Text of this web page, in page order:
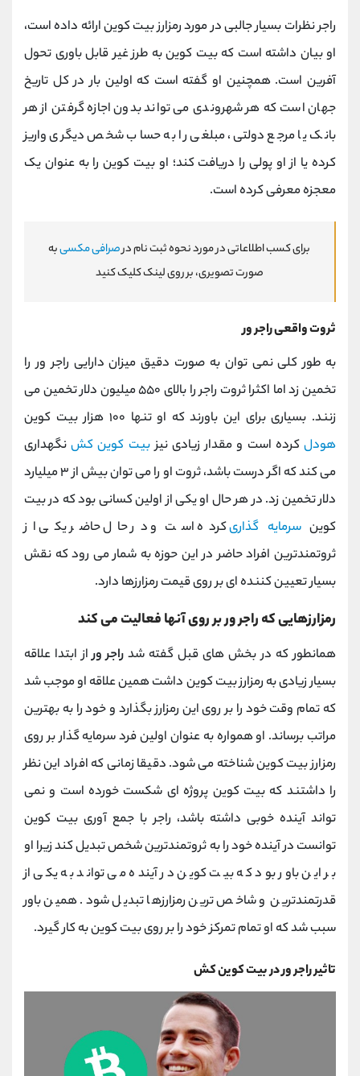
راجر نظرات بسیار جالبی در مورد رمزارز بیت کوین ارائه داده است،
او بیان داشته است که بیت کوین به طرز غیر قابل باوری تحول
آفرین است. همچنین او گفته است که اولین بار در کل تاریخ
جهان است که هر شهروندی می تواند بدون اجازه گرفتن از هر
بانک یا مرجع دولتی، مبلغی را به حساب شخص دیگری واریز
کرده یا از او پولی را دریافت کند؛ او بیت کوین را به عنوان یک
معجزه معرفی کرده است.
برای کسب اطلاعاتی در مورد نحوه ثبت نام درصرافی مکسیبه
صورت تصویری، بر روی لینک کلیک کنید
ثروت واقعی راجر ور
به طور کلی نمی توان به صورت دقیق میزان دارایی راجر ور را
تخمین زد اما اکثرا ثروت راجر را بالای ۵۵۰ میلیون دلار تخمین می
‌زنند. بسیاری برای این باورند که او تنها ۱۰۰ هزار بیت کوین
هودلکرده است و مقدار زیادی نیزبیت کوین کشنگهداری
می ‌کند که اگر درست باشد، ثروت او را می ‌توان بیش از ۳ میلیارد
دلار تخمین زد. در هر حال او یکی از اولین کسانی بود که در بیت
کوینسرمایه‌ گذاریکرده است و در حال حاضر یکی از
ثروتمندترین افراد حاضر در این حوزه به شمار می ‌رود که نقش
بسیار تعیین کننده ای بر روی قیمت رمزارزها دارد.
رمزارزهایی که راجر ور بر روی آنها فعالیت می کند
همانطور که در بخش های قبل گفته شد راجر وراز ابتدا علاقه
بسیار زیادی به رمزارز بیت کوین داشت همین علاقه او موجب شد
که تمام وقت خود را بر روی این رمزارز بگذارد و خود را به بهترین
مراتب برساند. او همواره به عنوان اولین فرد سرمایه گذار بر روی
رمزارز بیت کوین شناخته می شود. دقیقا زمانی که افراد این نظر
را داشتند که بیت کوین پروژه ای شکست خورده است و نمی
تواند آینده خوبی داشته باشد، راجر با جمع آوری بیت کوین
توانست در آینده خود را به ثروتمندترین شخص تبدیل کند زیرا او
بر این باور بود که بیت کوین در آینده می تواند به یکی از
قدرتمندترین و شاخص ترین رمزارزها تبدیل شود. همین باور
سبب شد که او تمام تمرکز خود را بر روی بیت کوین به کار گیرد.
تاثیر راجر ور در بیت کوین کش